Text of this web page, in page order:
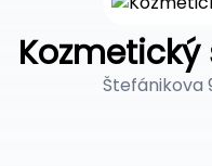
Kozmetický
Štefánikova